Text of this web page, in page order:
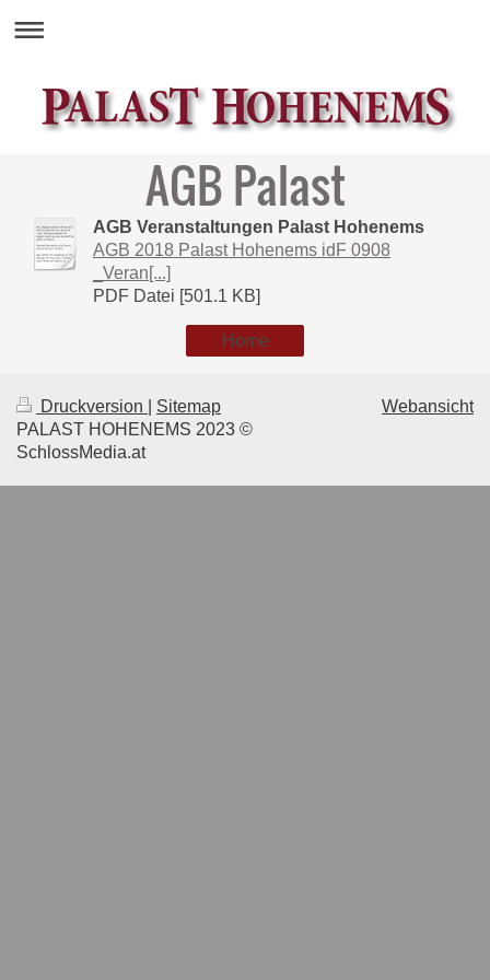
AGB Palast
AGB Veranstaltungen Palast Hohenems
AGB 2018 Palast Hohenems idF 0908
_Veran[...]
PDF Datei [501.1 KB]
Home
Druckversion
Sitemap
PALAST HOHENEMS 2023 ©
SchlossMedia.at
Webansicht